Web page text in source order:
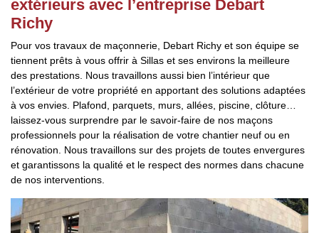
extérieurs avec l’entreprise Debart
Richy
Pour vos travaux de maçonnerie, Debart Richy et son équipe se
tiennent prêts à vous offrir à Sillas et ses environs la meilleure
des prestations. Nous travaillons aussi bien l’intérieur que
l’extérieur de votre propriété en apportant des solutions adaptées
à vos envies. Plafond, parquets, murs, allées, piscine, clôture…
laissez-vous surprendre par le savoir-faire de nos maçons
professionnels pour la réalisation de votre chantier neuf ou en
rénovation. Nous travaillons sur des projets de toutes envergures
et garantissons la qualité et le respect des normes dans chacune
de nos interventions.